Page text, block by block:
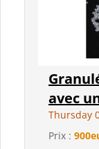
avec
Thursday
Prix :